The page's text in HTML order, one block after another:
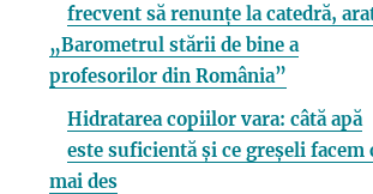
frecvent să renunțe la catedră,
„Barometrul stării de bine a
profesorilor din România”
Hidratarea copiilor vara: câtă apă
este suficientă și ce greșeli facem
mai des